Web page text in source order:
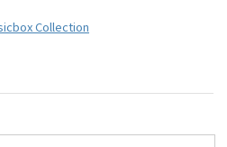
Collection